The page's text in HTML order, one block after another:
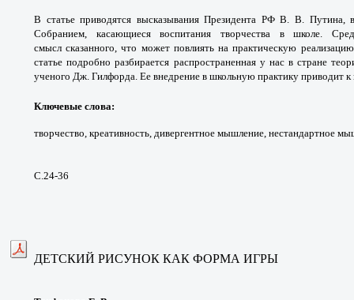
В статье приводятся высказыванияПрезидента РФ В. В. Путина,
Собранием, касающиесявоспитания творчества в школе.
смыслсказанного, что может повлиять на практическую
статье подробно разбирается распространенная у нас в стране
ученого Дж. Гилфорда. Ее внедрение в школьную практику приводит к
Ключевые слова:
творчество, креативность, дивергентное мышление, нестандартное
С.24-36
ДЕТСКИЙ РИСУНОК КАК ФОРМА ИГРЫ